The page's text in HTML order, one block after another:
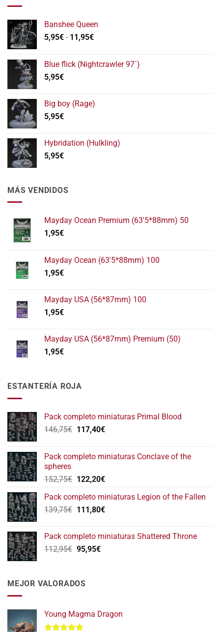
Banshee Queen
5,95€ - 11,95€Rango
desde
11,95€
Blue flick (Nightcrawler 97´)
5,95€
Big boy (Rage)
5,95€
Hybridation (Hulkling)
5,95€
MÁS VENDIDOS
Mayday Ocean Premium (63'5*88mm) 50
1,95€
Mayday Ocean (63'5*88mm) 100
1,95€
Mayday USA (56*87mm) 100
1,95€
Mayday USA (56*87mm) Premium (50)
1,95€
ESTANTERÍA ROJA
Pack completo miniaturas Primal Blood
146,75€ El
era:
117,40€El
es:
Pack completo miniaturas Conclave of the
spheres
152,75€ El
original
era:
122,20€El
actual
es:
Pack completo miniaturas Legion of the Fallen
139,75€ El
era:
139,75€.
111,80€El
es:
Pack completo miniaturas Shattered Throne
112,95€ El
era:
95,95€El
MEJOR VALORADOS
Young Magma Dragon